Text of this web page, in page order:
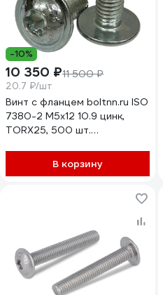
-10%
10 350 ₽11 500 ₽
20.7 ₽/шт
Винт с фланцем boltnn.ru ISO
7380-2 М5x12 10.9 цинк,
TORX25, 500 шт.
В корзину